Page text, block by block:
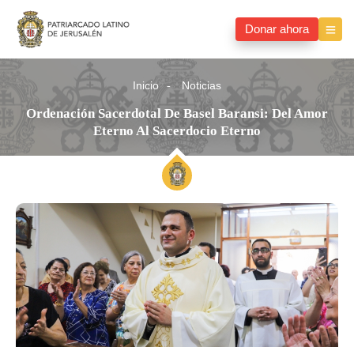
Donar ahora
Inicio Noticias
Ordenación Sacerdotal De Basel Baransi: Del Amor
Eterno Al Sacerdocio Eterno